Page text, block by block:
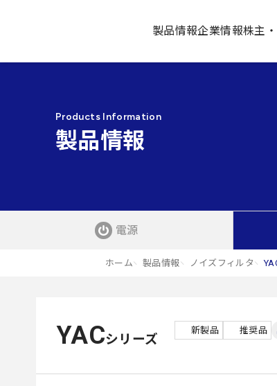
製品情報企業情報株主
Products Information
製品情報
電源
ホーム 製品情報 ノイズフィルタ
YACシリーズ
新製品 推奨品